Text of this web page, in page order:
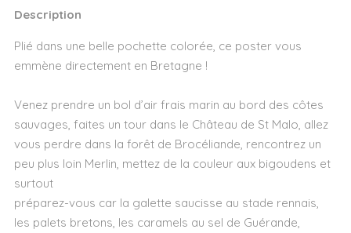
Description
Plié dans une belle pochette colorée, ce poster vous
emmène directement en Bretagne !
Venez prendre un bol d’air frais marin au bord des côtes
sauvages, faites un tour dans le Château de St Malo, allez
vous perdre dans la forêt de Brocéliande, rencontrez un
peu plus loin Merlin, mettez de la couleur aux bigoudens et
surtout
préparez-vous car la galette saucisse au stade rennais,
les palets bretons, les caramels au sel de Guérande,